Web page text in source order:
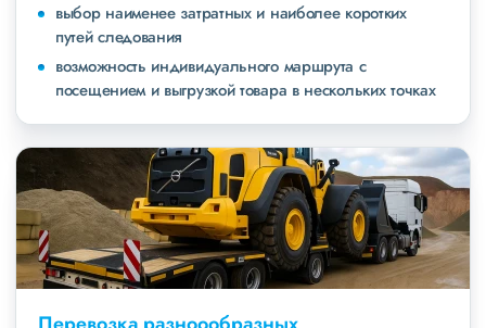
выбор наименее затратных и наиболее коротких
путей следования
возможность индивидуального маршрута с
посещением и выгрузкой товара в нескольких точках